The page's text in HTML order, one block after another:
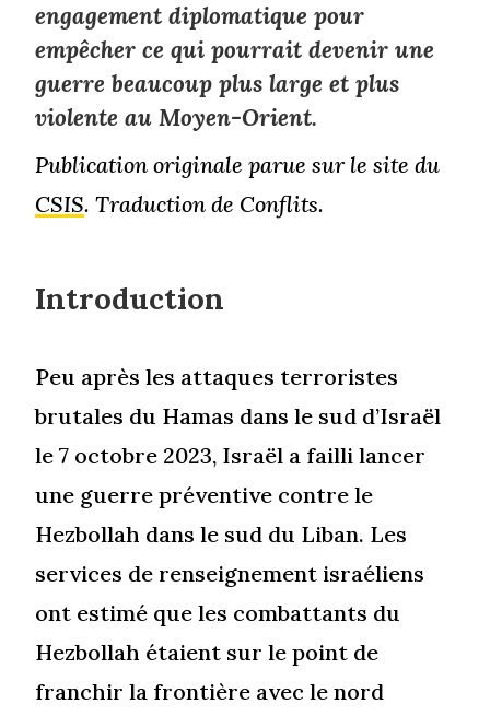
engagement diplomatique pour
empêcher ce qui pourrait devenir une
guerre beaucoup plus large et plus
violente au Moyen-Orient.
Publication originale parue sur le site du
CSIS. Traduction de Conflits.
Introduction
Peu après les attaques terroristes
brutales du Hamas dans le sud d’Israël
le 7 octobre 2023, Israël a failli lancer
une guerre préventive contre le
Hezbollah dans le sud du Liban. Les
services de renseignement israéliens
ont estimé que les combattants du
Hezbollah étaient sur le point de
franchir la frontière avec le nord